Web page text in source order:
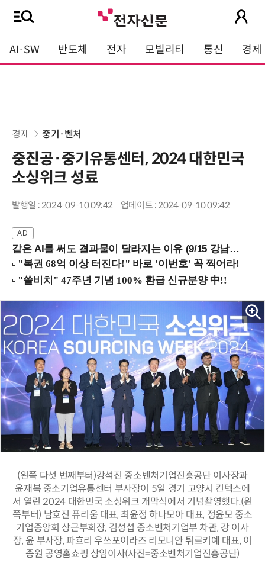
AI·SW 반도체 전자 모빌리티 통신 경제
경제 중기·벤처
중진공·중기유통센터, 2024 대한민국
소싱위크 성료
발행일 : 2024-09-10 09:42 업데이트 : 2024-09-10 09:42
같은 AI를 써도 결과물이 달라지는 이유 (9/15 강남역)
(왼쪽 다섯 번째부터)강석진 중소벤처기업진흥공단 이사장과
윤재복 중소기업유통센터 부사장이 5일 경기 고양시 킨텍스에
서 열린 2024 대한민국 소싱위크 개막식에서 기념촬영했다.(왼
쪽부터) 남호진 퓨리움 대표, 최윤정 하나모아 대표, 정윤모 중소
기업중앙회 상근부회장, 김성섭 중소벤처기업부 차관, 강 이사
장, 윤 부사장, 파흐리 우쓰포이라즈 리모니안 튀르키예 대표, 이
종원 공영홈쇼핑 상임이사(사진=중소벤처기업진흥공단)